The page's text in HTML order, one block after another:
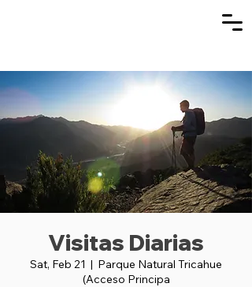
Visitas Diarias
Sat, Feb 21
  |
Parque Natural Tricahue
(Acceso Principa